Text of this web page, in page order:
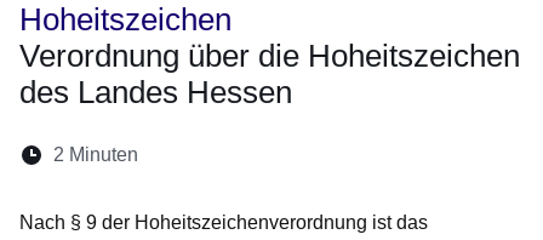
Hoheitszeichen
Verordnung über die Hoheitszeichen
des Landes Hessen
Lesedauer:
2 Minuten
Nach § 9 der Hoheitszeichenverordnung ist das